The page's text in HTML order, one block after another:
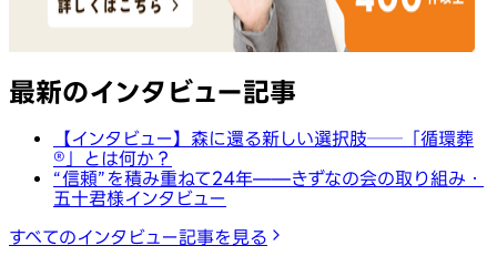
最新のインタビュー記事
【インタビュー】森に還る新しい選択肢──「循環葬
®︎」とは何か？
“信頼”を積み重ねて24年——きずなの会の取り組み・
五十君様インタビュー
すべてのインタビュー記事を見る